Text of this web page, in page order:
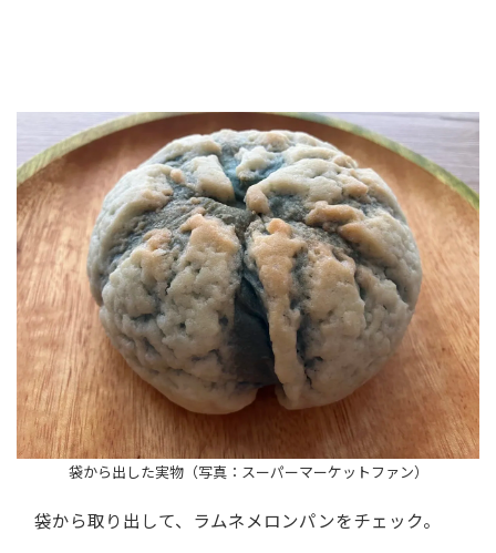
袋から出した実物（写真：スーパーマーケットファン）
袋から取り出して、ラムネメロンパンをチェック。